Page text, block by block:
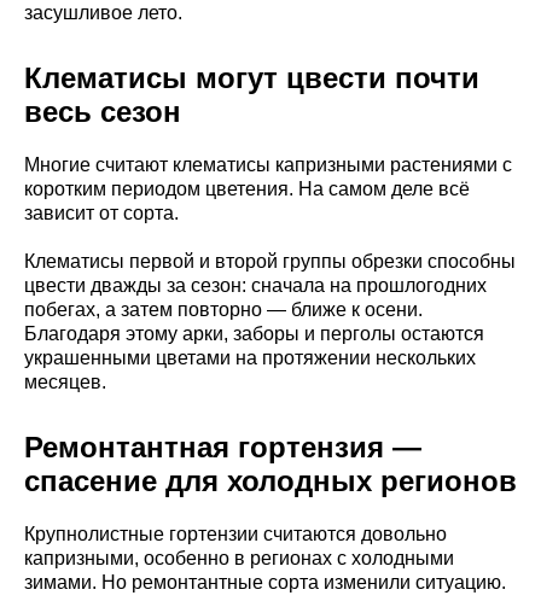
засушливое лето.
Клематисы могут цвести почти
весь сезон
Многие считают клематисы капризными растениями с
коротким периодом цветения. На самом деле всё
зависит от сорта.
Клематисы первой и второй группы обрезки способны
цвести дважды за сезон: сначала на прошлогодних
побегах, а затем повторно — ближе к осени.
Благодаря этому арки, заборы и перголы остаются
украшенными цветами на протяжении нескольких
месяцев.
Ремонтантная гортензия —
спасение для холодных регионов
Крупнолистные гортензии считаются довольно
капризными, особенно в регионах с холодными
зимами. Но ремонтантные сорта изменили ситуацию.